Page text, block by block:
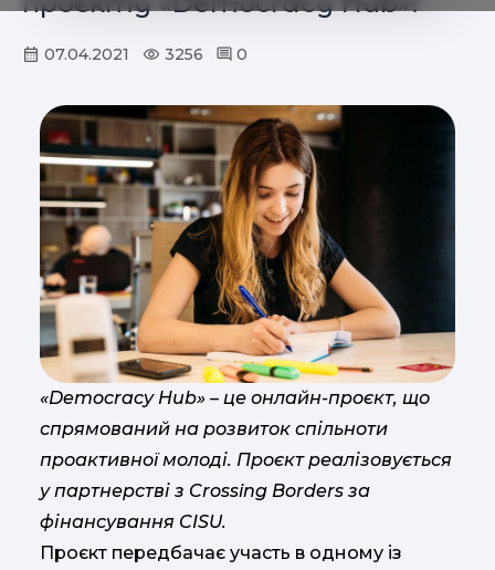
07.04.2021 3256 0
«Democracy Hub» – це онлайн-проєкт, що
спрямований на розвиток спільноти
проактивної молоді. Проєкт реалізовується
у партнерстві з Crossing Borders за
фінансування CISU.
Проєкт передбачає участь в одному із